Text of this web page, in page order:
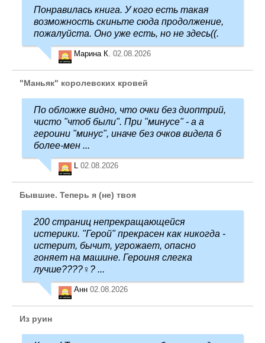
Понравилась книга. У кого есть такая
возможность скиньте сюда продолжение,
пожалуйста. Оно уже есть, но не здесь((.
Марина К. 02.08.2026
"Маньяк" королевских кровей
По обложке видно, что очки без диоптрий,
чисто "чтоб были". При "минусе" - а а
героини "минус", иначе без очков видела б
более-мен ...
L 02.08.2026
Бывшие. Теперь я (не) твоя
200 страниц непрекращающейся
истерики. "Герой" прекрасен как никогда -
истерит, бычит, угрожает, опасно
гоняет на машине. Героиня слегка
лучше????‍♀️? ...
Анн 02.08.2026
Из руин